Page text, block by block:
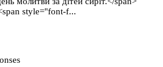
style="font-f...